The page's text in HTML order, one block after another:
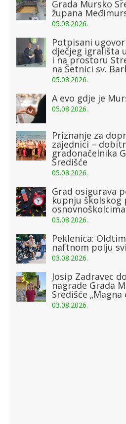
Grada Mursko
župana
05.08.2026.
Potpisani
dječjeg igrališta
i na prostoru
na Šetnici sv.
05.08.2026.
A evo gdje je
05.08.2026.
Priznanje za
zajednici –
gradonačelnika
Središće
05.08.2026.
Grad osigurava
kupnju školskog
osnovnoškolcima
03.08.2026.
Peklenica:
naftnom polju
03.08.2026.
Josip Zadravec
nagrade Grada
Središće „Magna
03.08.2026.